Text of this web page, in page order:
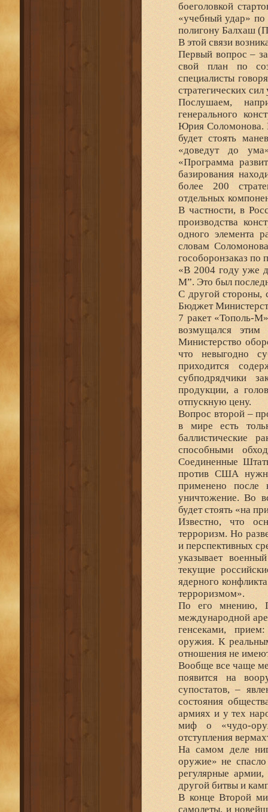
боеголовкой
«учебный удар» по
полигону Балхаш
В этой связи
Первый вопрос –
свой план по
специалисты
стратегических
Послушаем,
генерального
Юрия Соломонова.
будет стоять
«доведут до
«Программа
базирования
более 200
отдельных
В частности, в
производства
одного элемента
словам
гособоронзаказ по
«В 2004 году уже
М”. Это был
С другой стороны,
Бюджет
7 ракет «Тополь-
возмущался этим
Министерство
что невыгодно
приходится
субподрядчики
продукции, а
отпускную цену.
Вопрос второй –
в мире есть
баллистические
способными
Соединенные
против США
применено после
уничтожение. Во
будет стоять «на
Известно, что
терроризм. Но
и перспективных
указывает
текущие
ядерного
терроризмом».
По его мнению,
международной
генсеками,
оружия. К
отношения не
Вообще все чаще
появится на
супостатов, –
состояния
армиях и у тех
миф о «чудо-
отступления
На самом деле
оружие» не
регулярные
другой битвы и
В конце Второй
самолеты, и